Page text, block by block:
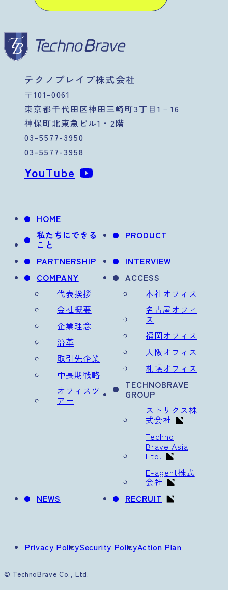
テクノブレイブ株式会社
〒101-0061
東京都千代田区神田三崎町3丁目1－16
神保町北東急ビル1・2階
03-5577-3950
03-5577-3958
YouTube
HOME
私たちにできる
こと
PRODUCT
PARTNERSHIP
INTERVIEW
COMPANY
代表挨拶
会社概要
企業理念
沿革
取引先企業
中長期戦略
オフィスツ
アー
ACCESS
本社オフィス
名古屋オフィ
ス
福岡オフィス
大阪オフィス
札幌オフィス
TECHNOBRAVE
GROUP
ストリクス株
式会社
Techno
Brave Asia
Ltd.
E-agent株式
会社
NEWS
RECRUIT
Privacy PolicySecurity PolicyAction Plan
© TechnoBrave Co., Ltd.